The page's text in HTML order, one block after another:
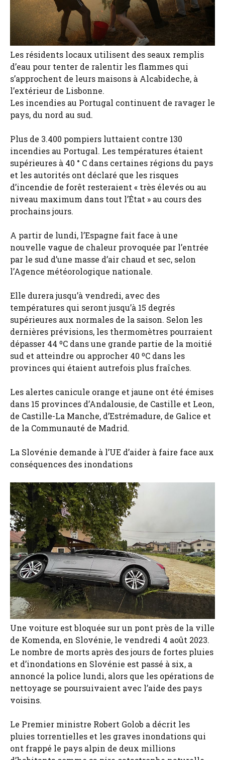
Les résidents locaux utilisent des seaux remplis
d’eau pour tenter de ralentir les flammes qui
s’approchent de leurs maisons à Alcabideche, à
l’extérieur de Lisbonne.
Les incendies au Portugal continuent de ravager le
pays, du nord au sud.
Plus de 3.400 pompiers luttaient contre 130
incendies au Portugal. Les températures étaient
supérieures à 40 ° C dans certaines régions du pays
et les autorités ont déclaré que les risques
d’incendie de forêt resteraient « très élevés ou au
niveau maximum dans tout l’État » au cours des
prochains jours.
A partir de lundi, l’Espagne fait face à une
nouvelle vague de chaleur provoquée par l’entrée
par le sud d’une masse d’air chaud et sec, selon
l’Agence météorologique nationale.
Elle durera jusqu’à vendredi, avec des
températures qui seront jusqu’à 15 degrés
supérieures aux normales de la saison. Selon les
dernières prévisions, les thermomètres pourraient
dépasser 44 ºC dans une grande partie de la moitié
sud et atteindre ou approcher 40 ºC dans les
provinces qui étaient autrefois plus fraîches.
Les alertes canicule orange et jaune ont été émises
dans 15 provinces d’Andalousie, de Castille et Leon,
de Castille-La Manche, d’Estrémadure, de Galice et
de la Communauté de Madrid.
La Slovénie demande à l’UE d’aider à faire face aux
conséquences des inondations
Une voiture est bloquée sur un pont près de la ville
de Komenda, en Slovénie, le vendredi 4 août 2023.
Le nombre de morts après des jours de fortes pluies
et d’inondations en Slovénie est passé à six, a
annoncé la police lundi, alors que les opérations de
nettoyage se poursuivaient avec l’aide des pays
voisins.
Le Premier ministre Robert Golob a décrit les
pluies torrentielles et les graves inondations qui
ont frappé le pays alpin de deux millions